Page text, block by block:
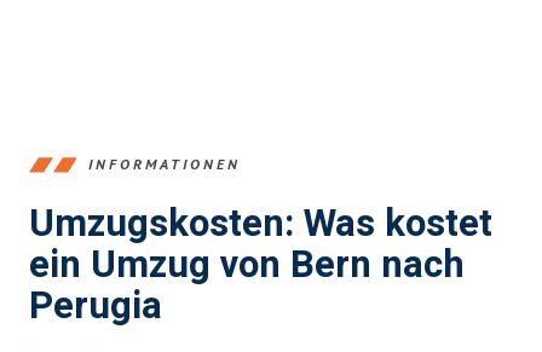
INFORMATIONEN
Umzugskosten: Was kostet
ein Umzug von Bern nach
Perugia